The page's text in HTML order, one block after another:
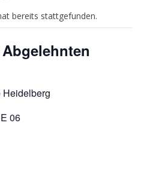
bereits stattgefunden.
Heidelberg
06